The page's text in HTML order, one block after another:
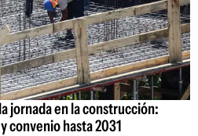
jornada en la construcción:
convenio hasta 2031